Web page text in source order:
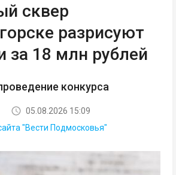
сквер
разрисуют
за 18 млн рублей
конкурса
05.08.2026 15:09
"Вести Подмосковья"